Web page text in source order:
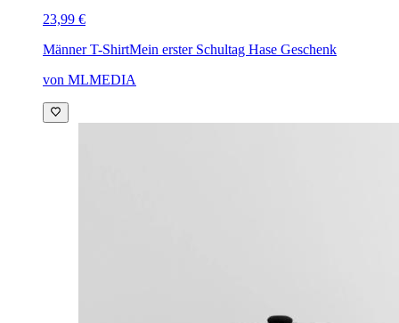
23,99 €
Männer T-ShirtMein erster Schultag Hase Geschenk
von MLMEDIA